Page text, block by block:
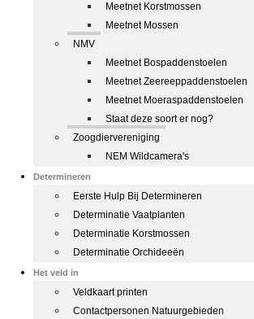
Meetnet Korstmossen
Meetnet Mossen
NMV
Meetnet Bospaddenstoelen
Meetnet Zeereeppaddenstoelen
Meetnet Moeraspaddenstoelen
Staat deze soort er nog?
Zoogdiervereniging
NEM Wildcamera's
Determineren
Eerste Hulp Bij Determineren
Determinatie Vaatplanten
Determinatie Korstmossen
Determinatie Orchideeën
Het veld in
Veldkaart printen
Contactpersonen Natuurgebieden